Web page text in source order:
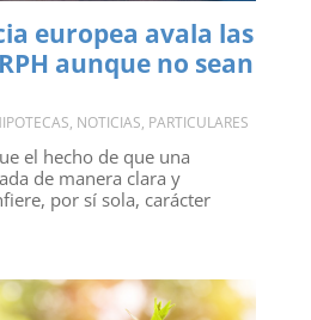
europea avala las
aunque no sean
, NOTICIAS, PARTICULARES
el hecho de que una
de manera clara y
por sí sola, carácter